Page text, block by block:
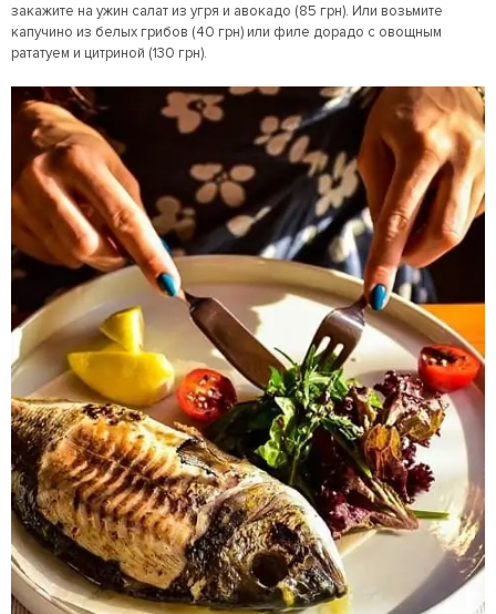
закажите на ужин салат из угря и авокадо (85 грн). Или возьмите
капучино из белых грибов (40 грн) или филе дорадо с овощным
рататуем и цитриной (130 грн).